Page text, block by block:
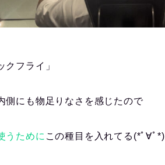
クフライ」
側にも物足りなさを感じたので
うために この種目を入れてる(*ﾟ∀ﾟ*)